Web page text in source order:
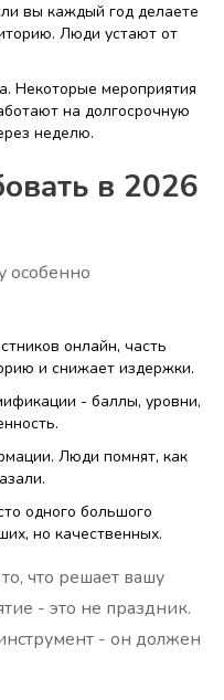
вы каждый год делаете
Люди устают от
Некоторые мероприятия
на долгосрочную
неделю.
в 2026
особенно
онлайн, часть
и снижает издержки.
- баллы, уровни,
Люди помнят, как
одного большого
но качественных.
что решает вашу
- это не праздник.
- он должен